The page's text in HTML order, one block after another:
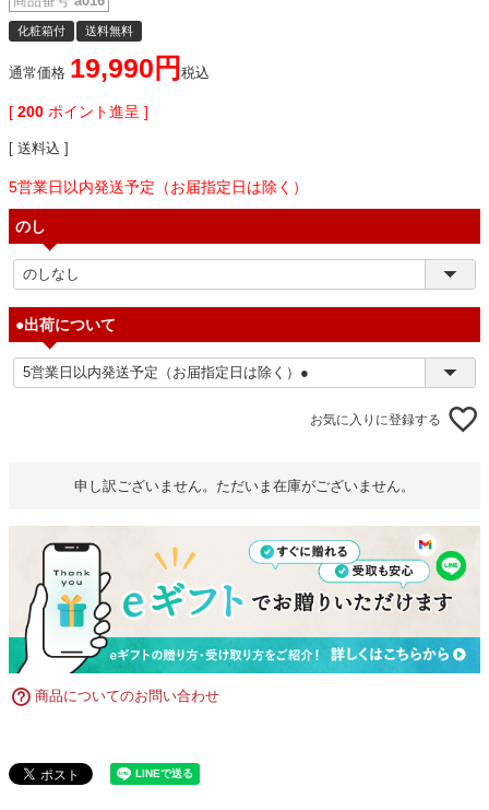
化粧箱付 送料無料
通常価格 19,990 税込
[ 200 ポイント進呈 ]
送料込
5営業日以内発送予定（お届指定日は除く）
のし
●出荷について
お気に入りに登録する
申し訳ございません。ただいま在庫がございません。
商品についてのお問い合わせ